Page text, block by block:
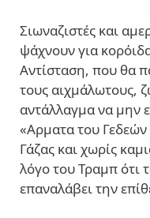
Σιωναζιστές και
ψάχνουν για
Αντίσταση, που θα
τους αιχμάλωτους,
αντάλλαγμα να μην
«Αρματα του Γεδεών
Γάζας και χωρίς
λόγο του Τραμπ ότι
επαναλάβει την